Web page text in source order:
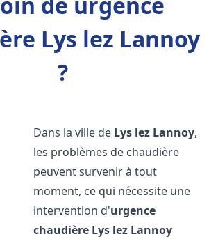
Lys lez Lannoy
?
Dans la ville de Lys lez Lannoy,
les problèmes de chaudière
peuvent survenir à tout
moment, ce qui nécessite une
intervention d'urgence
chaudière Lys lez Lannoy